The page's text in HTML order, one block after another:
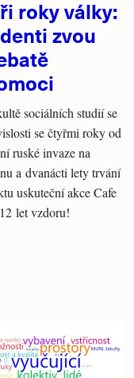
roky války:
zvou
sociálních studií se
se čtyřmi roky od
ruské invaze na
a dvanácti lety trvání
uskuteční akce Cafe
let vzdoru!